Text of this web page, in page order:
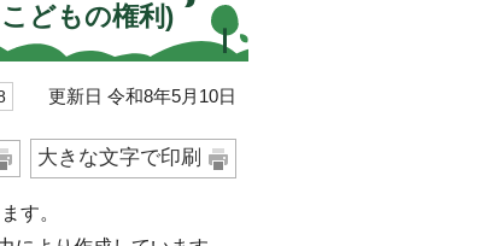
どもの権利)
更新日 令和8年5月10日
大きな文字で印刷
す。